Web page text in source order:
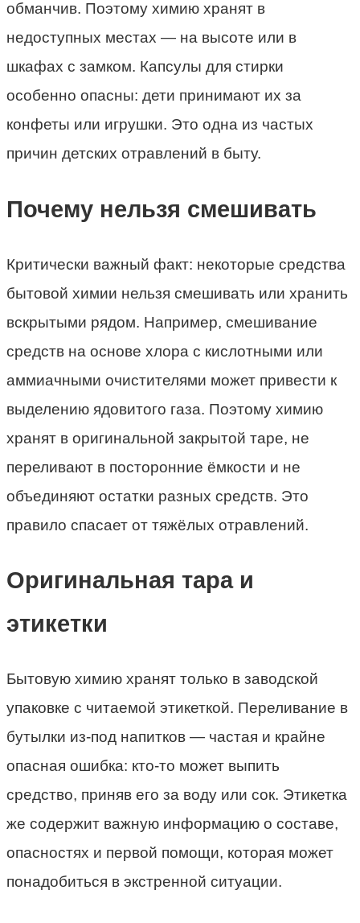
обманчив. Поэтому химию хранят в
недоступных местах — на высоте или в
шкафах с замком. Капсулы для стирки
особенно опасны: дети принимают их за
конфеты или игрушки. Это одна из частых
причин детских отравлений в быту.
Почему нельзя смешивать
Критически важный факт: некоторые средства
бытовой химии нельзя смешивать или хранить
вскрытыми рядом. Например, смешивание
средств на основе хлора с кислотными или
аммиачными очистителями может привести к
выделению ядовитого газа. Поэтому химию
хранят в оригинальной закрытой таре, не
переливают в посторонние ёмкости и не
объединяют остатки разных средств. Это
правило спасает от тяжёлых отравлений.
Оригинальная тара и
этикетки
Бытовую химию хранят только в заводской
упаковке с читаемой этикеткой. Переливание в
бутылки из-под напитков — частая и крайне
опасная ошибка: кто-то может выпить
средство, приняв его за воду или сок. Этикетка
же содержит важную информацию о составе,
опасностях и первой помощи, которая может
понадобиться в экстренной ситуации.